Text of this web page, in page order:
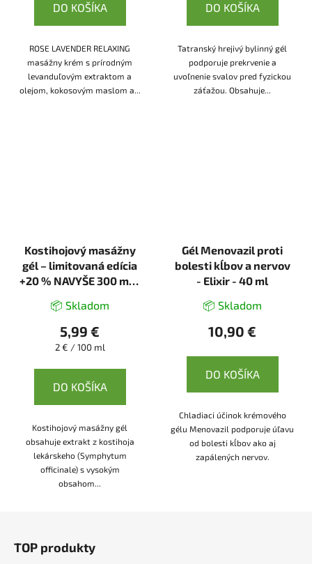
DO KOŠÍKA
ROSE LAVENDER RELAXING
masážny krém s prírodným
levanduľovým extraktom a
olejom, kokosovým maslom a...
DO KOŠÍKA
Tatranský hrejivý bylinný gél
podporuje prekrvenie a
uvoľnenie svalov pred fyzickou
záťažou. Obsahuje...
Kostihojový masážny
gél – limitovaná edícia
+20 % NAVYŠE 300 ml –
📦 Skladom
5,99 €
Jednotková
2 € / 100 ml
DO KOŠÍKA
Kostihojový masážny gél
obsahuje extrakt z kostihoja
lekárskeho (Symphytum
officinale) s vysokým
obsahom...
Gél Menovazil proti
bolesti kĺbov a nervov
- Elixir - 40 ml
📦 Skladom
10,90 €
DO KOŠÍKA
Chladiaci účinok krémového
gélu Menovazil podporuje úľavu
od bolesti kĺbov ako aj
zapálených nervov.
TOP produkty